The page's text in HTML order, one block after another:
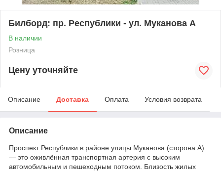
Билборд: пр. Республики - ул. Муканова А
В наличии
Розница
Цену уточняйте
Описание Доставка Оплата Условия возврата
Описание
Проспект Республики в районе улицы Муканова (сторона А)
— это оживлённая транспортная артерия с высоким
автомобильным и пешеходным потоком. Близость жилых